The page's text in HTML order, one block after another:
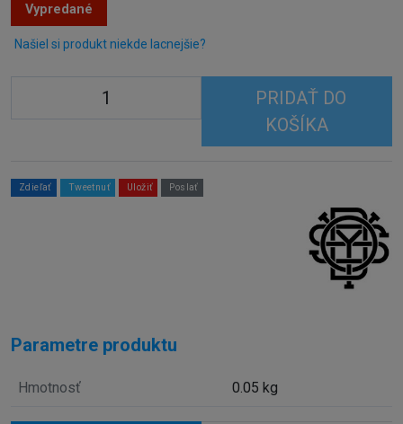
Vypredané
Našiel si produkt niekde lacnejšie?
PRIDAŤ DO
KOŠÍKA
Zdieľať Tweetnuť Uložiť Poslať
Parametre produktu
Hmotnosť 0.05 kg